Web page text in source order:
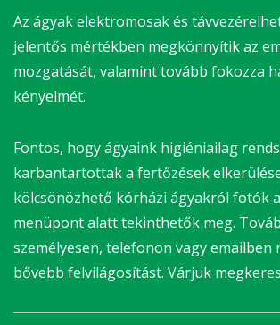
Az ágyak elektromosak és
jelentős mértékben megkönnyítik az
mozgatását, valamint tovább fokozza
kényelmét.
Fontos, hogy ágyaink higiéniailag
karbantartottak a fertőzések
kölcsönözhető kórházi ágyakról fotók a
menüpont alatt tekinthetők meg.
személyesen, telefonon vagy emailben
bővebb felvilágosítást. Várjuk